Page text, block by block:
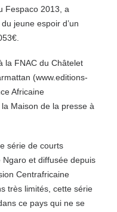
Fespaco 2013, a
jeune espoir d’un
la FNAC du Châtelet
(www.editions-
Africaine
Maison de la presse à
série de courts
et diffusée depuis
Centrafricaine
très limités, cette série
ce pays qui ne se